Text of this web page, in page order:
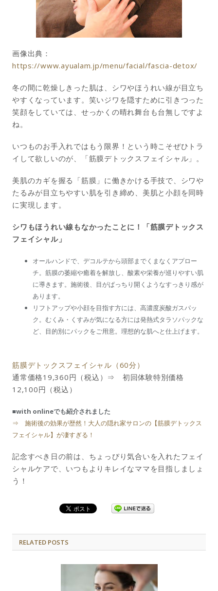
画像出典：
https://www.ayualam.jp/menu/facial/fascia-detox/
冬の間に乾燥しきった肌は、シワやほうれい線が目立ち
やすくなっています。笑いジワを隠すために引きつった
笑顔をしていては、せっかくの晴れ舞台も台無しですよ
ね。
いつものお手入れではもう限界！という時こそぜひトラ
イして欲しいのが、「筋膜デトックスフェイシャル」。
美肌のカギを握る「筋膜」に働きかける手技で、シワや
たるみが目立ちやすい肌を引き締め、美肌と小顔を同時
に実現します。
シワもほうれい線もなかったことに！「筋膜デトックス
フェイシャル」
オールハンドで、デコルテから頭部までくまなくアプロー
チ。筋膜の萎縮や癒着を解放し、酸素や栄養が巡りやすい肌
に導きます。施術後、目がぱっちり開くようなすっきり感が
あります。
リフトアップや小顔を目指す方には、高濃度炭酸ガスパッ
ク。むくみ・くすみが気になる方には発熱式タラソパックな
ど、目的別にパックをご用意。理想的な肌へと仕上げます。
筋膜デトックスフェイシャル（60分）
通常価格19,360円（税込）⇒ 初回体験特別価格
12,100円（税込）
■with onlineでも紹介されました
⇒ 施術後の効果が歴然！大人の隠れ家サロンの【筋膜デトックス
フェイシャル】が凄すぎる！
記念すべき日の前は、ちょっぴり気合いを入れたフェイ
シャルケアで、いつもよりキレイなママを目指しましょ
う！
RELATED POSTS